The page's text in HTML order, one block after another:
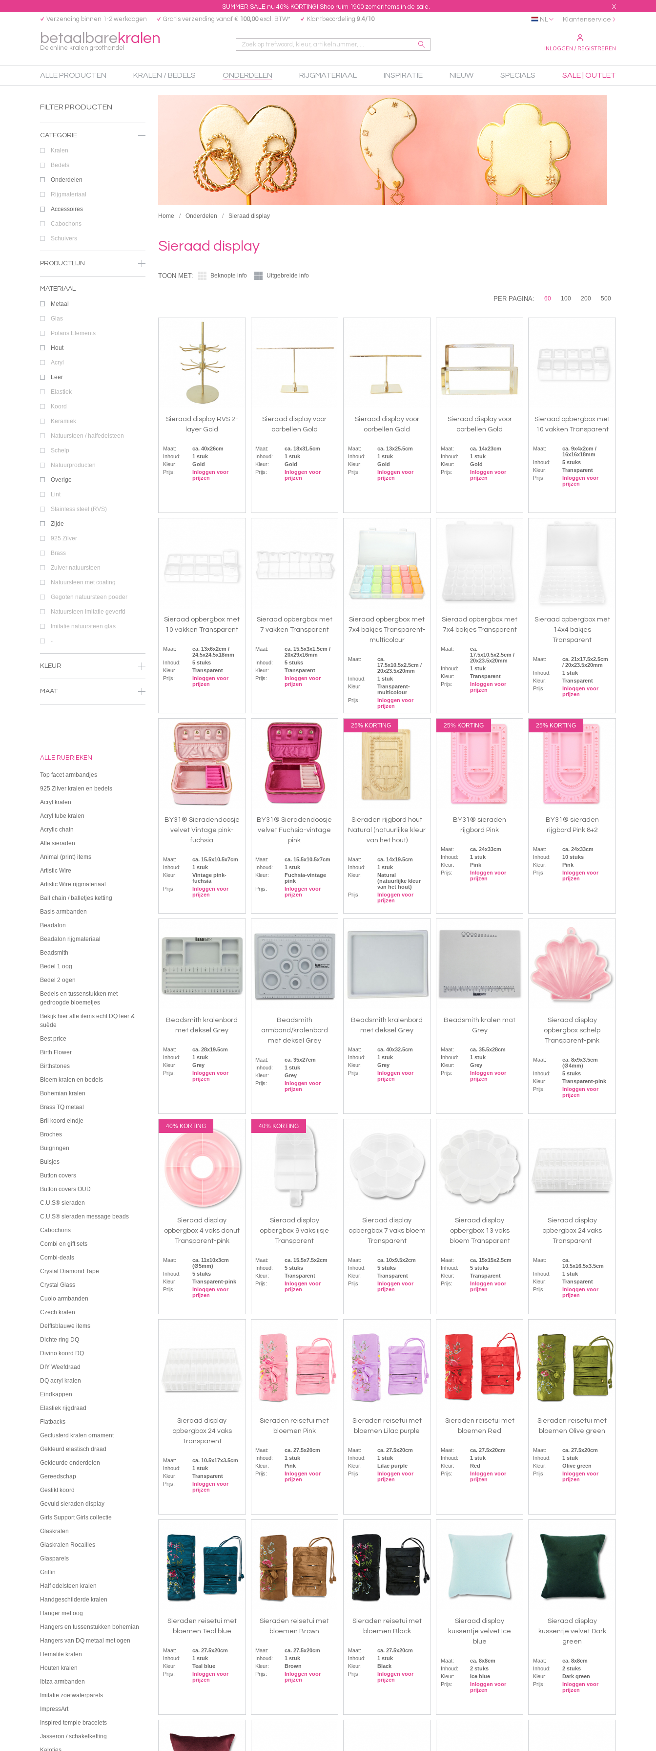
SUMMER SALE nu 40% KORTING! Shop ruim 1900 zomeritems in de sale. X
betaalbarekralen
De online kralen groothandel
Verzending binnen 1-2 werkdagen Gratis verzending vanaf € 100,00excl. BTW* Klantbeoordeling 9.4/10
INLOGGEN / REGISTREREN
NL Klantenservice
ALLE PRODUCTEN KRALEN / BEDELS ONDERDELEN RIJGMATERIAAL INSPIRATIE NIEUW SPECIALS SALE | OUTLET
FILTER PRODUCTEN
CATEGORIE
Kralen
Bedels
Onderdelen
Rijgmateriaal
Accessoires
Cabochons
Schuivers
PRODUCTLIJN
MATERIAAL
Metaal
Glas
Polaris Elements
Hout
Acryl
Leer
Elastiek
Koord
Keramiek
Natuursteen / halfedelsteen
Schelp
Natuurproducten
Overige
Lint
Stainless steel (RVS)
Zijde
925 Zilver
Brass
Zuiver natuursteen
Natuursteen met coating
Gegoten natuursteen poeder
Natuursteen imitatie geverfd
Imitatie natuursteen glas
-
KLEUR
MAAT
ALLE RUBRIEKEN
Top facet armbandjes
925 Zilver kralen en bedels
Acryl kralen
Acryl tube kralen
Acrylic chain
Alle sieraden
Animal (print) items
Artistic Wire
Artistic Wire rijgmateriaal
Ball chain / balletjes ketting
Basis armbanden
Beadalon
Beadalon rijgmateriaal
Beadsmith
Bedel 1 oog
Bedel 2 ogen
Bedels en tussenstukken met
gedroogde bloemetjes
Bekijk hier alle items echt DQ leer &
suède
Best price
Birth Flower
Birthstones
Bloem kralen en bedels
Bohemian kralen
Brass TQ metaal
Bril koord eindje
Broches
Buigringen
Buisjes
Button covers
Button covers OUD
C.U.S® sieraden
C.U.S® sieraden message beads
Cabochons
Combi en gift sets
Combi-deals
Crystal Diamond Tape
Crystal Glass
Cuoio armbanden
Czech kralen
Delftsblauwe items
Dichte ring DQ
Divino koord DQ
DIY Weefdraad
DQ acryl kralen
Eindkappen
Elastiek rijgdraad
Flatbacks
Geclusterd kralen ornament
Gekleurd elastisch draad
Gekleurde onderdelen
Gereedschap
Gestikt koord
Gevuld sieraden display
Girls Support Girls collectie
Glaskralen
Glaskralen Rocailles
Glasparels
Griffin
Half edelsteen kralen
Handgeschilderde kralen
Hanger met oog
Hangers en tussenstukken bohemian
Hangers van DQ metaal met ogen
Hematite kralen
Houten kralen
Ibiza armbanden
Imitatie zoetwaterparels
ImpressArt
Inspired temple bracelets
Jasseron / schakelketting
Home Onderdelen Sieraad display
Sieraad display
TOON MET: Beknopte info Uitgebreide info
PER PAGINA: 60 100 200 500
Sieraad display RVS 2-
layer Gold
Maat:
ca. 40x26cm
Inhoud:
1 stuk
Kleur:
Gold
Prijs:
Inloggen voor
prijzen
Sieraad display voor
oorbellen Gold
Maat:
ca. 18x31.5cm
Inhoud:
1 stuk
Kleur:
Gold
Prijs:
Inloggen voor
prijzen
Sieraad display voor
oorbellen Gold
Maat:
ca. 13x25.5cm
Inhoud:
1 stuk
Kleur:
Gold
Prijs:
Inloggen voor
prijzen
Sieraad display voor
oorbellen Gold
Maat:
ca. 14x23cm
Inhoud:
1 stuk
Kleur:
Gold
Prijs:
Inloggen voor
prijzen
Sieraad opbergbox met
10 vakken Transparent
Maat:
ca. 9x4x2cm /
16x16x18mm
Inhoud:
5 stuks
Kleur:
Transparent
Prijs:
Inloggen voor
prijzen
Sieraad opbergbox met
10 vakken Transparent
Maat:
ca. 13x6x2cm /
24.5x24.5x18mm
Inhoud:
5 stuks
Kleur:
Transparent
Prijs:
Inloggen voor
prijzen
Sieraad opbergbox met
7 vakken Transparent
Maat:
ca. 15.5x3x1.5cm /
20x29x16mm
Inhoud:
5 stuks
Kleur:
Transparent
Prijs:
Inloggen voor
prijzen
Sieraad opbergbox met
7x4 bakjes Transparent-
multicolour
Maat:
ca.
17.5x10.5x2.5cm /
20x23.5x20mm
Inhoud:
1 stuk
Kleur:
Transparent-
multicolour
Prijs:
Inloggen voor
prijzen
Sieraad opbergbox met
7x4 bakjes Transparent
Maat:
ca.
17.5x10.5x2.5cm /
20x23.5x20mm
Inhoud:
1 stuk
Kleur:
Transparent
Prijs:
Inloggen voor
prijzen
Sieraad opbergbox met
14x4 bakjes
Transparent
Maat:
ca. 21x17.5x2.5cm
/ 20x23.5x20mm
Inhoud:
1 stuk
Kleur:
Transparent
Prijs:
Inloggen voor
prijzen
BY31® Sieradendoosje
velvet Vintage pink-
fuchsia
Maat:
ca. 15.5x10.5x7cm
Inhoud:
1 stuk
Kleur:
Vintage pink-
fuchsia
Prijs:
Inloggen voor
prijzen
BY31® Sieradendoosje
velvet Fuchsia-vintage
pink
Maat:
ca. 15.5x10.5x7cm
Inhoud:
1 stuk
Kleur:
Fuchsia-vintage
pink
Prijs:
Inloggen voor
prijzen
25% KORTING
Sieraden rijgbord hout
Natural (natuurlijke kleur
van het hout)
Maat:
ca. 14x19.5cm
Inhoud:
1 stuk
Kleur:
Natural
(natuurlijke kleur
van het hout)
Prijs:
Inloggen voor
prijzen
25% KORTING
BY31® sieraden
rijgbord Pink
Maat:
ca. 24x33cm
Inhoud:
1 stuk
Kleur:
Pink
Prijs:
Inloggen voor
prijzen
25% KORTING
BY31® sieraden
rijgbord Pink 8+2
Maat:
ca. 24x33cm
Inhoud:
10 stuks
Kleur:
Pink
Prijs:
Inloggen voor
prijzen
Beadsmith kralenbord
met deksel Grey
Maat:
ca. 28x19.5cm
Inhoud:
1 stuk
Kleur:
Grey
Prijs:
Inloggen voor
prijzen
Beadsmith
armband/kralenbord
met deksel Grey
Maat:
ca. 35x27cm
Inhoud:
1 stuk
Kleur:
Grey
Prijs:
Inloggen voor
prijzen
Beadsmith kralenbord
met deksel Grey
Maat:
ca. 40x32.5cm
Inhoud:
1 stuk
Kleur:
Grey
Prijs:
Inloggen voor
prijzen
Beadsmith kralen mat
Grey
Maat:
ca. 35.5x28cm
Inhoud:
1 stuk
Kleur:
Grey
Prijs:
Inloggen voor
prijzen
Sieraad display
opbergbox schelp
Transparent-pink
Maat:
ca. 8x9x3.5cm
(Ø4mm)
Inhoud:
5 stuks
Kleur:
Transparent-pink
Prijs:
Inloggen voor
prijzen
40% KORTING
Sieraad display
opbergbox 4 vaks donut
Transparent-pink
Maat:
ca. 11x10x3cm
(Ø5mm)
Inhoud:
5 stuks
Kleur:
Transparent-pink
Prijs:
Inloggen voor
prijzen
40% KORTING
Sieraad display
opbergbox 9 vaks ijsje
Transparent
Maat:
ca. 15.5x7.5x2cm
Inhoud:
5 stuks
Kleur:
Transparent
Prijs:
Inloggen voor
prijzen
Sieraad display
opbergbox 7 vaks bloem
Transparent
Maat:
ca. 10x9.5x2cm
Inhoud:
5 stuks
Kleur:
Transparent
Prijs:
Inloggen voor
prijzen
Sieraad display
opbergbox 13 vaks
bloem Transparent
Maat:
ca. 15x15x2.5cm
Inhoud:
5 stuks
Kleur:
Transparent
Prijs:
Inloggen voor
prijzen
Sieraad display
opbergbox 24 vaks
Transparent
Maat:
ca.
10.5x16.5x3.5cm
Inhoud:
1 stuk
Kleur:
Transparent
Prijs:
Inloggen voor
prijzen
Sieraad display
opbergbox 24 vaks
Transparent
Maat:
ca. 10.5x17x3.5cm
Inhoud:
1 stuk
Kleur:
Transparent
Prijs:
Inloggen voor
prijzen
Sieraden reisetui met
bloemen Pink
Maat:
ca. 27.5x20cm
Inhoud:
1 stuk
Kleur:
Pink
Prijs:
Inloggen voor
prijzen
Sieraden reisetui met
bloemen Lilac purple
Maat:
ca. 27.5x20cm
Inhoud:
1 stuk
Kleur:
Lilac purple
Prijs:
Inloggen voor
prijzen
Sieraden reisetui met
bloemen Red
Maat:
ca. 27.5x20cm
Inhoud:
1 stuk
Kleur:
Red
Prijs:
Inloggen voor
prijzen
Sieraden reisetui met
bloemen Olive green
Maat:
ca. 27.5x20cm
Inhoud:
1 stuk
Kleur:
Olive green
Prijs:
Inloggen voor
prijzen
Sieraden reisetui met
bloemen Teal blue
Maat:
ca. 27.5x20cm
Inhoud:
1 stuk
Kleur:
Teal blue
Prijs:
Inloggen voor
prijzen
Sieraden reisetui met
bloemen Brown
Maat:
ca. 27.5x20cm
Inhoud:
1 stuk
Kleur:
Brown
Prijs:
Inloggen voor
prijzen
Sieraden reisetui met
bloemen Black
Maat:
ca. 27.5x20cm
Inhoud:
1 stuk
Kleur:
Black
Prijs:
Inloggen voor
prijzen
Sieraad display
kussentje velvet Ice
blue
Maat:
ca. 8x8cm
Inhoud:
2 stuks
Kleur:
Ice blue
Prijs:
Inloggen voor
prijzen
Sieraad display
kussentje velvet Dark
green
Maat:
ca. 8x8cm
Inhoud:
2 stuks
Kleur:
Dark green
Prijs:
Inloggen voor
prijzen